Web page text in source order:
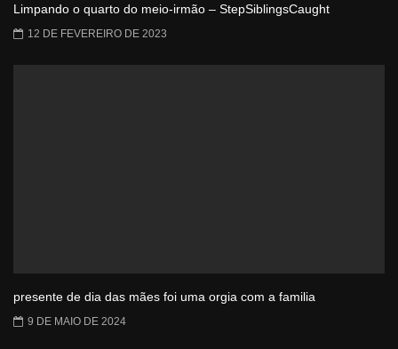
Limpando o quarto do meio-irmão – StepSiblingsCaught
12 DE FEVEREIRO DE 2023
presente de dia das mães foi uma orgia com a familia
9 DE MAIO DE 2024